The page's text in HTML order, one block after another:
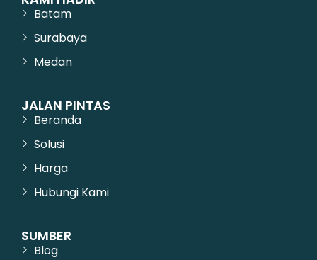
Batam
Surabaya
Medan
JALAN PINTAS
Beranda
Solusi
Harga
Hubungi Kami
SUMBER
Blog